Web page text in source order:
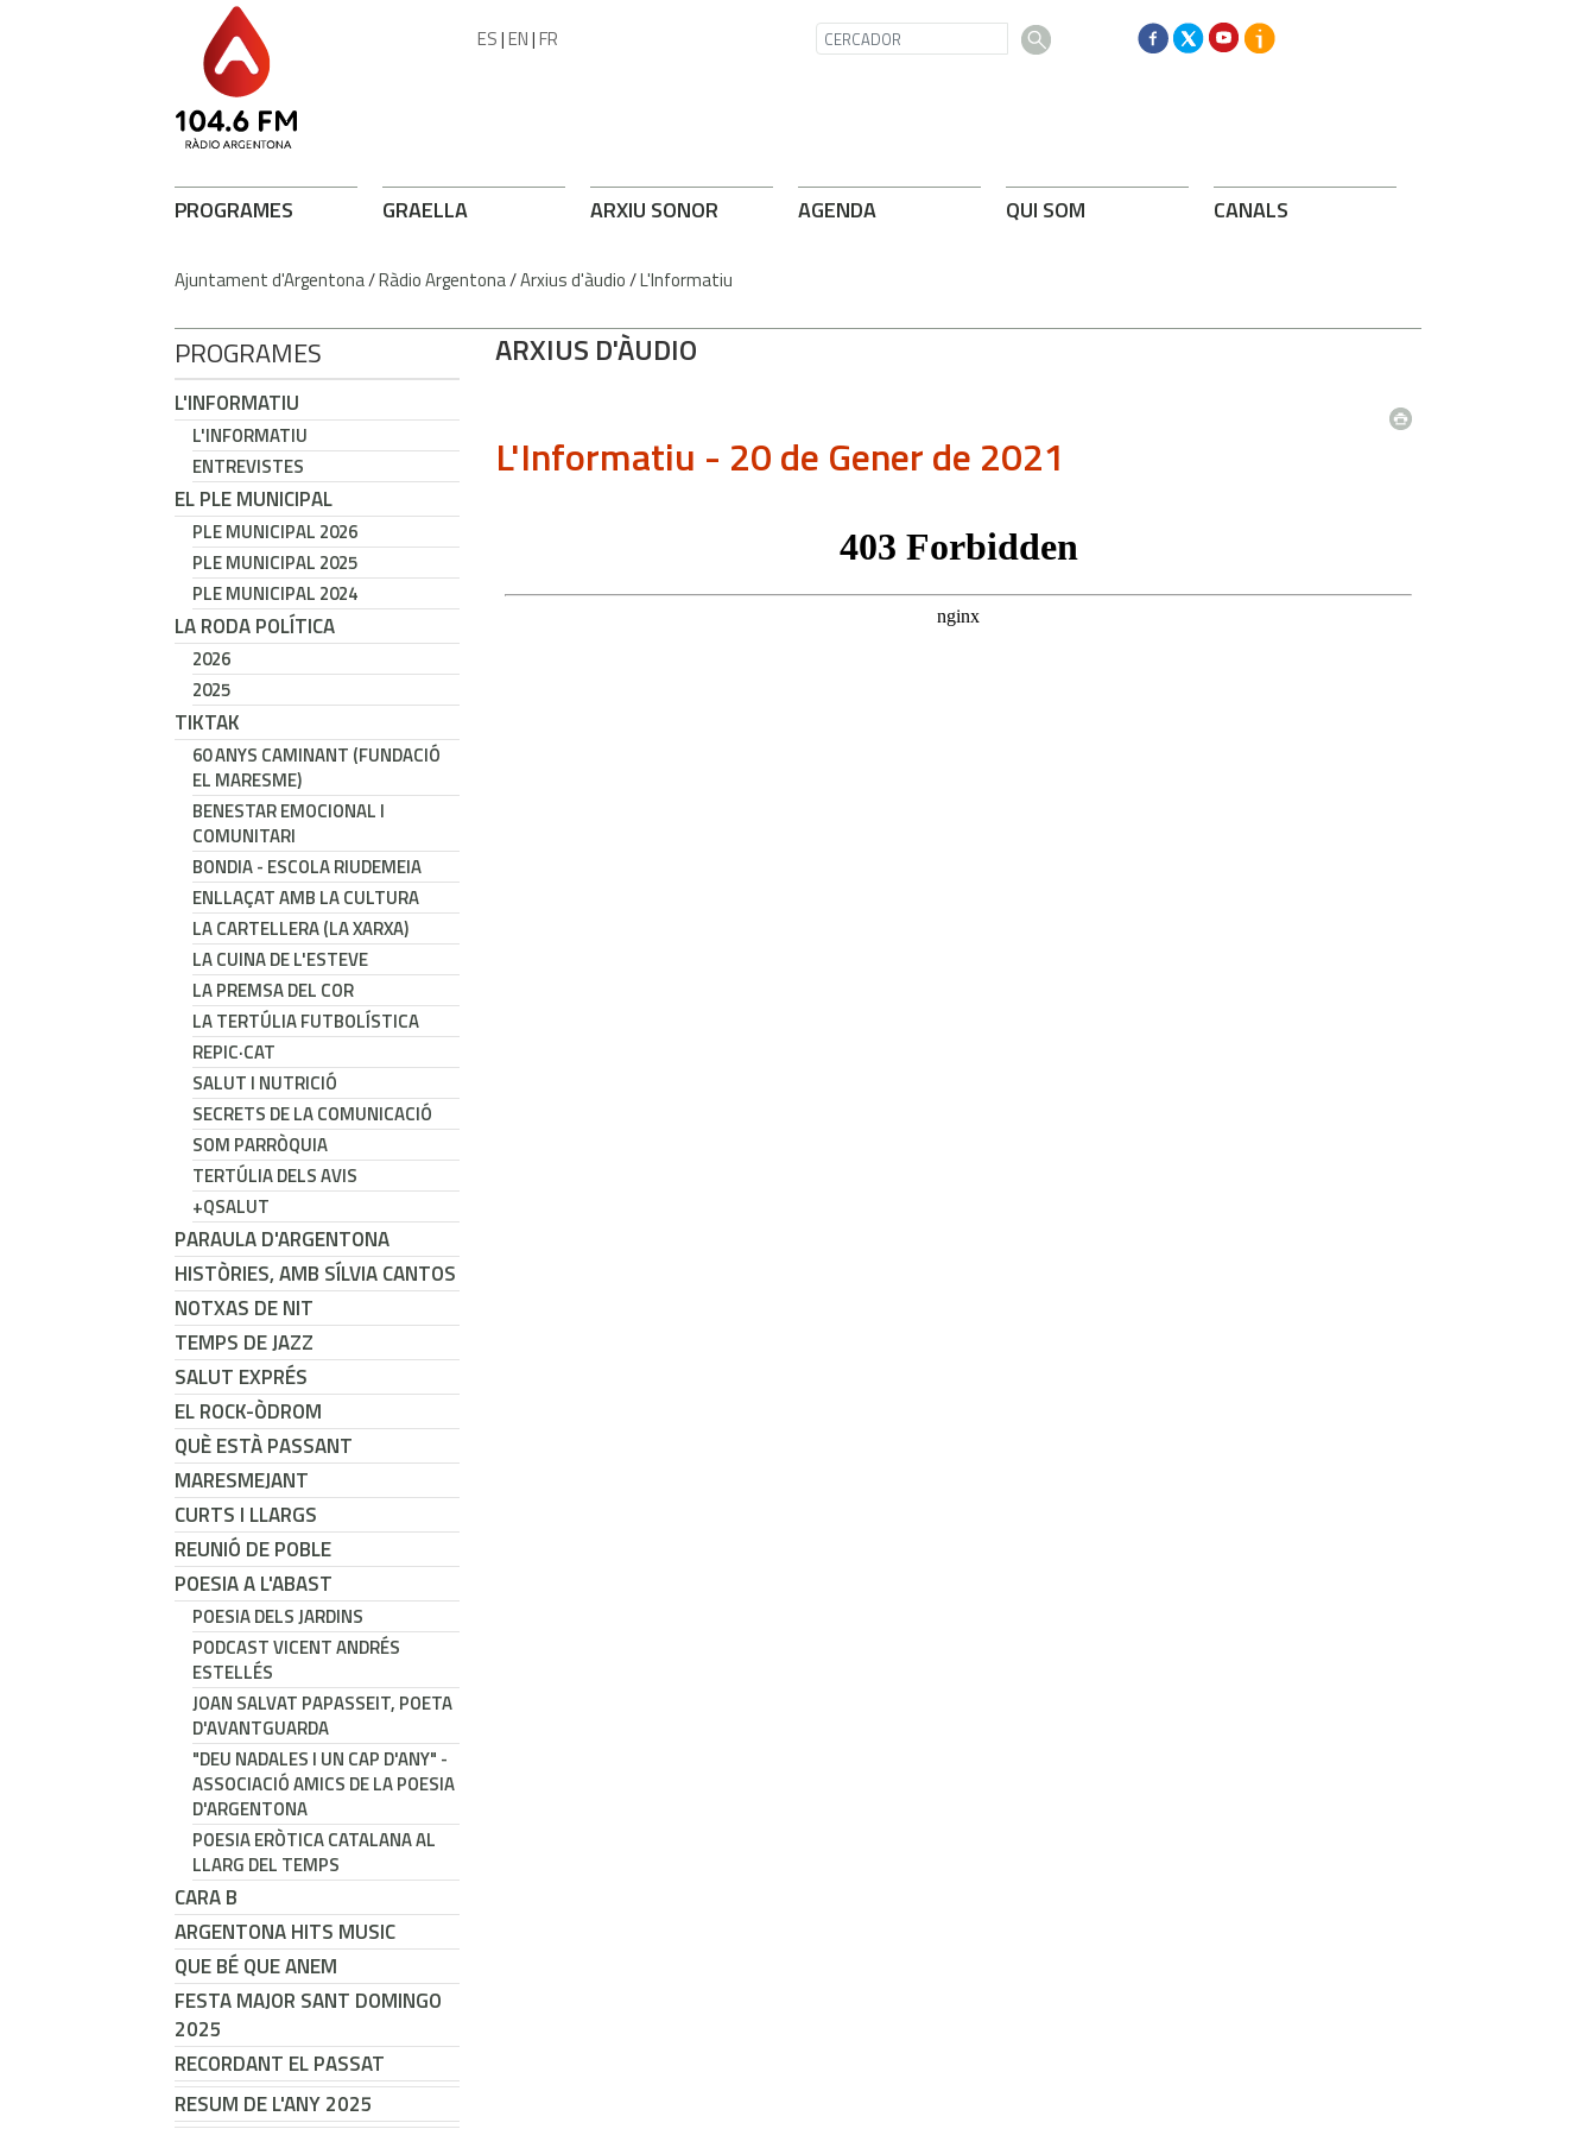
ES|EN|FR
PROGRAMES GRAELLA ARXIU SONOR AGENDA QUI SOM CANALS
Ajuntament d'Argentona/Ràdio Argentona/Arxius d'àudio/L'Informatiu
PROGRAMES
L'INFORMATIU
L'INFORMATIU
ENTREVISTES
EL PLE MUNICIPAL
PLE MUNICIPAL 2026
PLE MUNICIPAL 2025
PLE MUNICIPAL 2024
LA RODA POLÍTICA
2026
2025
TIKTAK
60 ANYS CAMINANT (FUNDACIÓ
EL MARESME)
BENESTAR EMOCIONAL I
COMUNITARI
BONDIA - ESCOLA RIUDEMEIA
ENLLAÇAT AMB LA CULTURA
LA CARTELLERA (LA XARXA)
LA CUINA DE L'ESTEVE
LA PREMSA DEL COR
LA TERTÚLIA FUTBOLÍSTICA
REPIC·CAT
SALUT I NUTRICIÓ
SECRETS DE LA COMUNICACIÓ
SOM PARRÒQUIA
TERTÚLIA DELS AVIS
+QSALUT
PARAULA D'ARGENTONA
HISTÒRIES, AMB SÍLVIA CANTOS
NOTXAS DE NIT
TEMPS DE JAZZ
SALUT EXPRÉS
EL ROCK-ÒDROM
QUÈ ESTÀ PASSANT
MARESMEJANT
CURTS I LLARGS
REUNIÓ DE POBLE
POESIA A L'ABAST
POESIA DELS JARDINS
PODCAST VICENT ANDRÉS
ESTELLÉS
JOAN SALVAT PAPASSEIT, POETA
D'AVANTGUARDA
"DEU NADALES I UN CAP D'ANY" -
ASSOCIACIÓ AMICS DE LA POESIA
D'ARGENTONA
POESIA ERÒTICA CATALANA AL
LLARG DEL TEMPS
CARA B
ARGENTONA HITS MUSIC
QUE BÉ QUE ANEM
FESTA MAJOR SANT DOMINGO
2025
RECORDANT EL PASSAT
RESUM DE L'ANY 2025
ARXIUS D'ÀUDIO
L'Informatiu - 20 de Gener de 2021